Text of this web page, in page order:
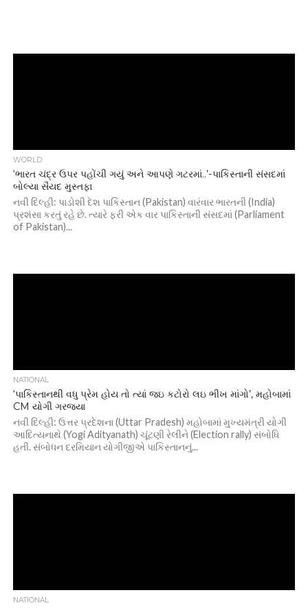
WORLD
‘ભારત ચંદ્ર ઉપર પહોંચી ગયું અને આપણે ગટરમાં..’-પાકિસ્તાની સંસદમાં
બોલ્યા સૈયદ મુસ્તફા
નવી દિલ્હી: પાડોશી દેશ પાકિસ્તાન (Pakistan) વારંવાર ભારતની (India)
પ્રશંસા કરતું રહે છે. ત્યારે ફરી એક વાર પાકિસ્તાની સંસદમાં (Parliament
of Pakistan)...
NATIONAL
‘પાકિસ્તાનથી વધુ પ્રેમ હોય તો ત્યાં જઇ કટોરો લઇ ભીખ માંગો’, મહોબામાં
CM યોગી ગરજ્યા
નવી દિલ્હી: ઉત્તર પ્રદેશના (Uttar Pradesh) મહોબામાં મુખ્યમંત્રી યોગી
આદિત્યનાથે (Yogi Adityanath) ચૂંટણી રેલીને (Election rally) સંબોધિ
હતી. સંબોધન દરમિયાન યોગીજીએ પાકિસ્તાનનું...
NATIONAL